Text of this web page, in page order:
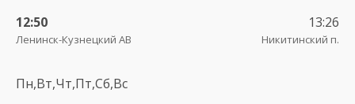
12:50
Ленинск-Кузнецкий АВ
13:26
Никитинский п.
Пн,Вт,Чт,Пт,Сб,Вс